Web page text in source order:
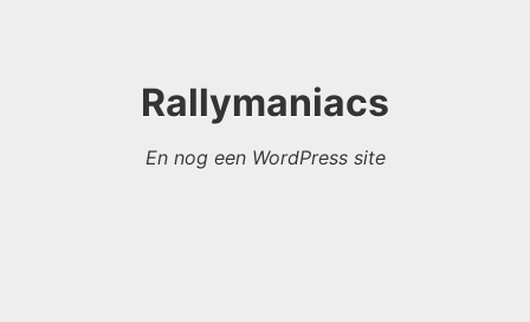
Rallymaniacs
En nog een WordPress site